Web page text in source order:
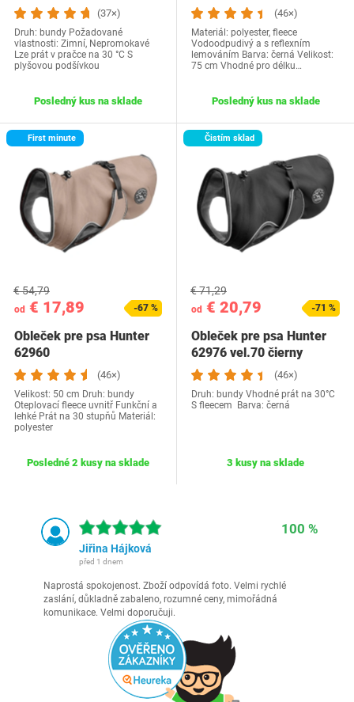
(37×)
Druh: bundy Požadované
vlastnosti: Zimní, Nepromokavé
Lze prát v pračce na 30 °C S
plyšovou podšívkou
Posledný kus na sklade
(46×)
Materiál: polyester, fleece
Vodoodpudivý a s reflexním
lemováním Barva: černá Velikost:
75 cm Vhodné pro délku…
Posledný kus na sklade
First minute
od € 17,89
€ 54,79
-67 %
Obleček pre psa Hunter
62960
(46×)
Velikost: 50 cm Druh: bundy
Oteplovací fleece uvnitř Funkční a
lehké Prát na 30 stupňů Materiál:
polyester
Posledné 2 kusy na sklade
Čistím sklad
od € 20,79
€ 71,29
-71 %
Obleček pre psa Hunter
62976 vel.70 čierny
(46×)
Druh: bundy Vhodné prát na 30°C
S fleecem Barva: černá
3 kusy na sklade
100 %
Jiřina Hájková
před 1 dnem
Naprostá spokojenost. Zboží odpovídá foto. Velmi rychlé
zaslání, důkladně zabaleno, rozumné ceny, mimořádná
komunikace. Velmi doporučuji.